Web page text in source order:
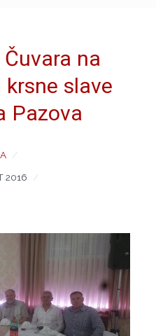
na
slave
Pazova
2016